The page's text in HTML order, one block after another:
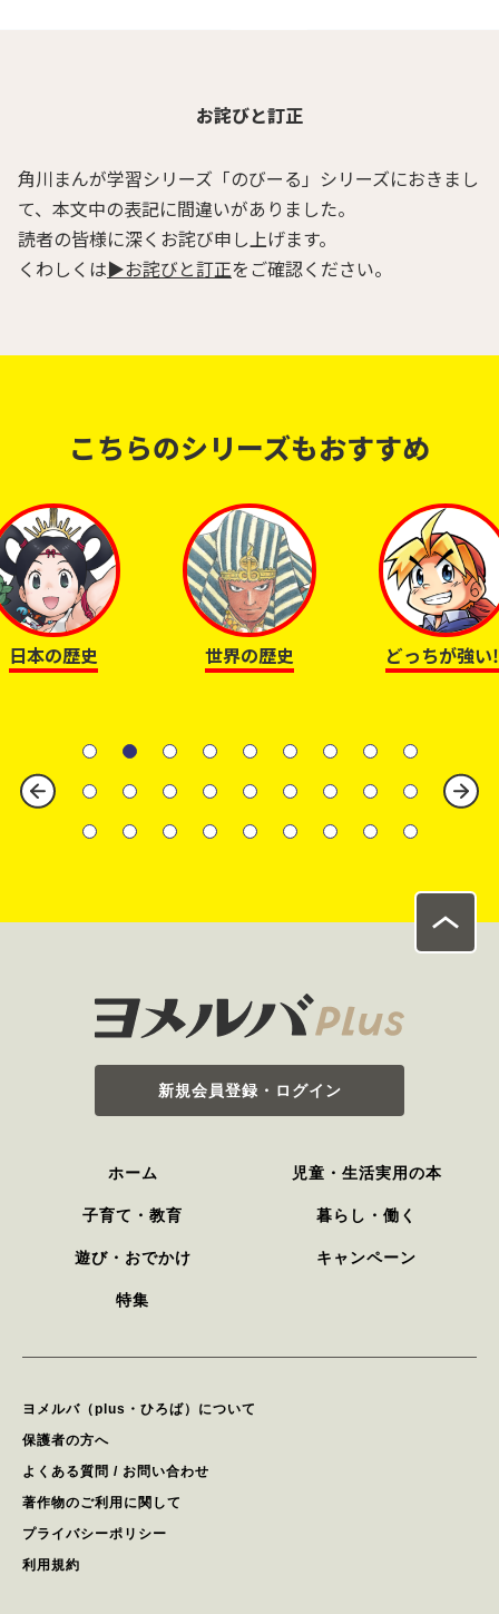
お詫びと訂正
角川まんが学習シリーズ「のびーる」シリーズにおきまし
て、本文中の表記に間違いがありました。
読者の皆様に深くお詫び申し上げます。
くわしくは▶お詫びと訂正をご確認ください。
こちらのシリーズもおすすめ
世界の歴史 どっちが強い⁉ のびーるシリ
新規会員登録・ログイン
ホーム 児童・生活実用の本
子育て・教育 暮らし・働く
遊び・おでかけ キャンペーン
特集
ヨメルバ（plus・ひろば）について
保護者の方へ
よくある質問 / お問い合わせ
著作物のご利用に関して
プライバシーポリシー
利用規約